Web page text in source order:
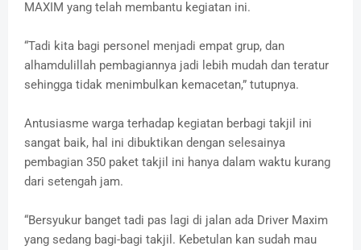
MAXIM yang telah membantu kegiatan ini.
“Tadi kita bagi personel menjadi empat grup, dan
alhamdulillah pembagiannya jadi lebih mudah dan teratur
sehingga tidak menimbulkan kemacetan,” tutupnya.
Antusiasme warga terhadap kegiatan berbagi takjil ini
sangat baik, hal ini dibuktikan dengan selesainya
pembagian 350 paket takjil ini hanya dalam waktu kurang
dari setengah jam.
“Bersyukur banget tadi pas lagi di jalan ada Driver Maxim
yang sedang bagi-bagi takjil. Kebetulan kan sudah mau